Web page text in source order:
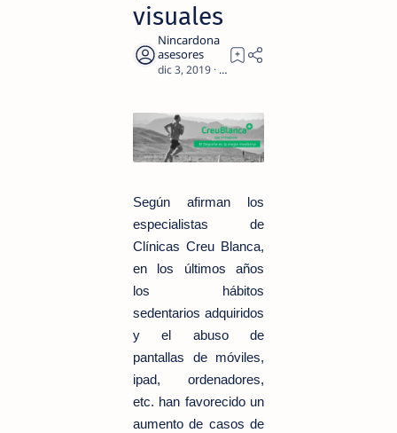
visuales
2
Según afirman los
especialistas de
Clínicas Creu Blanca,
en los últimos años
los hábitos
sedentarios adquiridos
y el abuso de
pantallas de móviles,
ipad, ordenadores,
etc. han favorecido un
aumento de casos de